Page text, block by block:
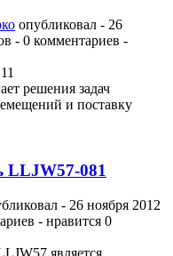
опубликовал - 26
- 0 комментариев -
решения задач
и поставку
LLJW57-081
- 26 ноября 2012
- нравится 0
является